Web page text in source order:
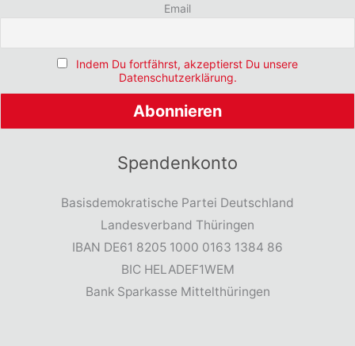
Email
Indem Du fortfährst, akzeptierst Du unsere
Datenschutzerklärung.
Spendenkonto
Basisdemokratische Partei Deutschland
Landesverband Thüringen
IBAN DE61 8205 1000 0163 1384 86
BIC HELADEF1WEM
Bank Sparkasse Mittelthüringen